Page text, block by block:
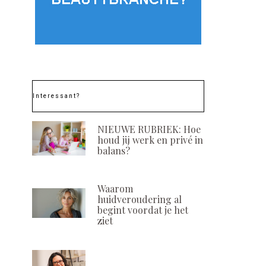
Interessant?
NIEUWE RUBRIEK: Hoe
houd jij werk en privé in
balans?
Waarom
huidveroudering al
begint voordat je het
ziet